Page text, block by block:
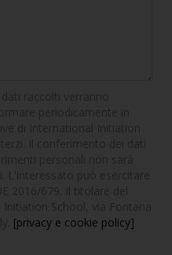
[privacy e cookie policy]